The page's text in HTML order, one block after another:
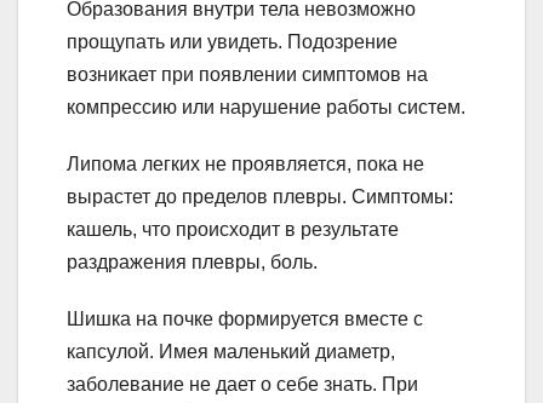
Образования внутри тела невозможно
прощупать или увидеть. Подозрение
возникает при появлении симптомов на
компрессию или нарушение работы систем.
Липома легких не проявляется, пока не
вырастет до пределов плевры. Симптомы:
кашель, что происходит в результате
раздражения плевры, боль.
Шишка на почке формируется вместе с
капсулой. Имея маленький диаметр,
заболевание не дает о себе знать. При